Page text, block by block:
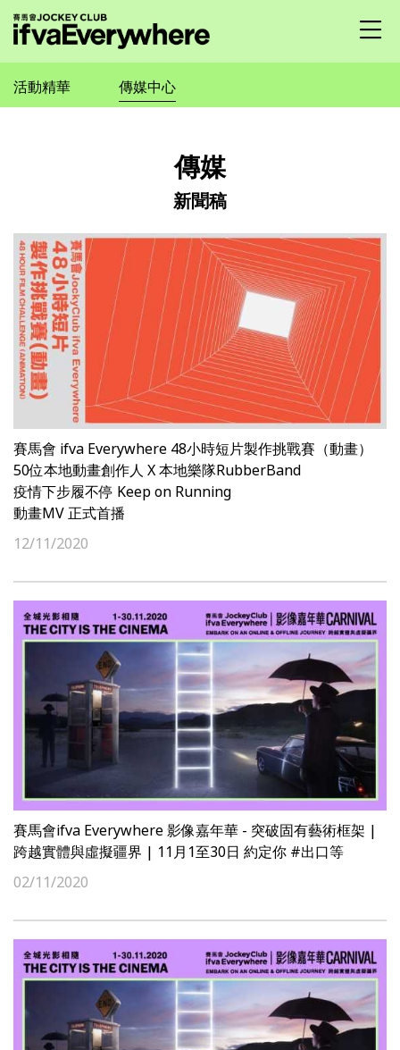
繁|EN
活動精華 傳媒中心
傳媒
新聞稿
賽馬會 ifva Everywhere 48小時短片製作挑戰賽（動畫）
50位本地動畫創作人 X 本地樂隊RubberBand
疫情下步履不停 Keep on Running
動畫MV 正式首播
12/11/2020
賽馬會ifva Everywhere 影像嘉年華 - 突破固有藝術框架 |
跨越實體與虛擬疆界 | 11月1至30日 約定你 #出口等
02/11/2020